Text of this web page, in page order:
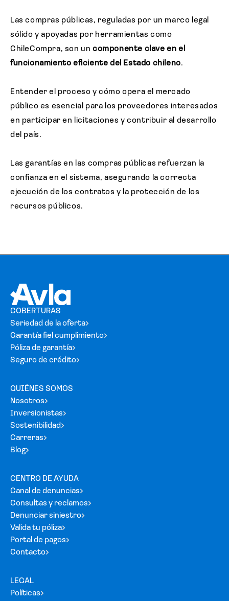
Las compras públicas, reguladas por un marco legal
sólido y apoyadas por herramientas como
ChileCompra, son uncomponente clave en el
funcionamiento eficiente del Estado chileno.
Entender el proceso y cómo opera el mercado
público es esencial para los proveedores interesados
en participar en licitaciones y contribuir al desarrollo
del país.
Las garantías en las compras públicas refuerzan la
confianza en el sistema, asegurando la correcta
ejecución de los contratos y la protección de los
recursos públicos.
COBERTURAS
Seriedad de la oferta
Garantía fiel cumplimiento
Póliza de garantía
Seguro de crédito
QUIÉNES SOMOS
Nosotros
Inversionistas
Sostenibilidad
Carreras
Blog
CENTRO DE AYUDA
Canal de denuncias
Consultas y reclamos
Denunciar siniestro
Valida tu póliza
Portal de pagos
Contacto
LEGAL
Políticas